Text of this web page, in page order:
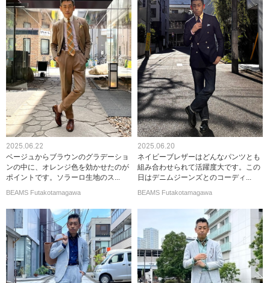
2025.06.22
ベージュからブラウンのグラデーショ
ンの中に、オレンジ色を効かせたのが
ポイントです。ソラーロ生地のス...
BEAMS Futakotamagawa
2025.06.20
ネイビーブレザーはどんなパンツとも
組み合わせられて活躍度大です。この
日はデニムジーンズとのコーディ...
BEAMS Futakotamagawa